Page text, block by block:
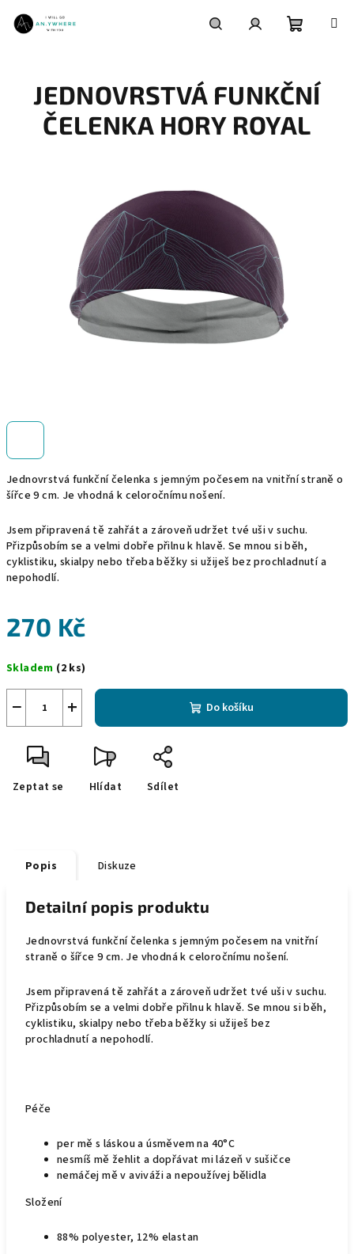
obsah
košík
Jednovrstvá funkční čelenka s jemným počesem na vnitřní straně o
šířce 9 cm. Je vhodná k celoročnímu nošení.
Jsem připravená tě zahřát a zároveň udržet tvé uši v suchu.
Přizpůsobím se a velmi dobře přilnu k hlavě. Se mnou si běh,
cyklistiku, skialpy nebo třeba běžky si užiješ bez prochladnutí a
nepohodlí.
270 Kč
cena:
Skladem (2 ks)
+
− Do košíku
Zeptat se Hlídat Sdílet
JEDNOVRSTVÁ FUNKČNÍ
ČELENKA HORY ROYAL
Popis Diskuze
Detailní popis produktu
Jednovrstvá funkční čelenka s jemným počesem na vnitřní
straně o šířce 9 cm. Je vhodná k celoročnímu nošení.
Jsem připravená tě zahřát a zároveň udržet tvé uši v suchu.
Přizpůsobím se a velmi dobře přilnu k hlavě. Se mnou si běh,
cyklistiku, skialpy nebo třeba běžky si užiješ bez
prochladnutí a nepohodlí.
Péče
per mě s láskou a úsměvem na 40°C
nesmíš mě žehlit a dopřávat mi lázeň v sušičce
nemáčej mě v aviváži a nepoužívej bělidla
Složení
88% polyester, 12% elastan